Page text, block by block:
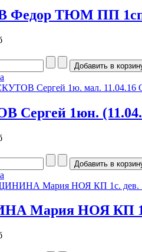
ТЮМ ПП 1сп.
Сергей 1юн.
Мария НОЯ КП